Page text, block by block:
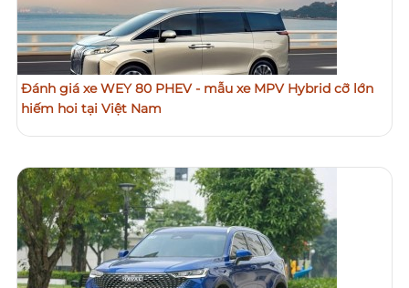
Đánh giá xe WEY 80 PHEV - mẫu xe MPV Hybrid cỡ lớn
hiếm hoi tại Việt Nam